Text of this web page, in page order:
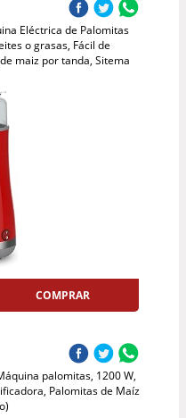
Eléctrica de Palomitas
o grasas, Fácil de
maiz por tanda, Sitema
COMPRAR
palomitas, 1200 W,
Palomitas de Maíz